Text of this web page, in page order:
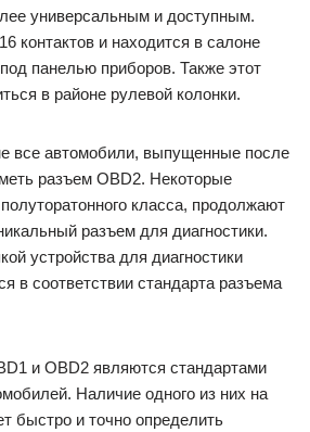
универсальным и доступным.
контактов и находится в салоне
панелью приборов. Также этот
в районе рулевой колонки.
все автомобили, выпущенные после
разъем OBD2. Некоторые
класса, продолжают
разъем для диагностики.
устройства для диагностики
в соответствии стандарта разъема
и OBD2 являются стандартами
Наличие одного из них на
быстро и точно определить